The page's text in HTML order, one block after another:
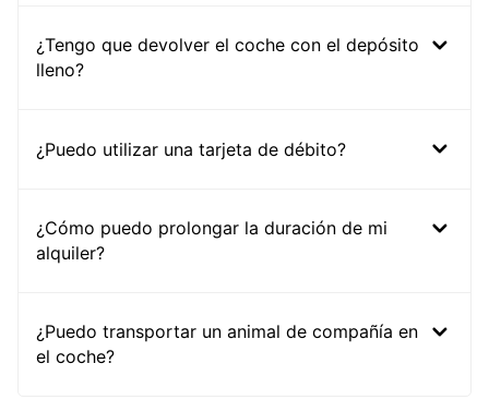
¿Tengo que devolver el coche con el depósito
lleno?
¿Puedo utilizar una tarjeta de débito?
¿Cómo puedo prolongar la duración de mi
alquiler?
¿Puedo transportar un animal de compañía en
el coche?